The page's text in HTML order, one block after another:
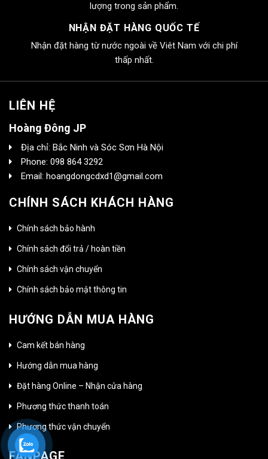
lượng trong sản phẩm.
NHẬN ĐẶT HÀNG QUỐC TẾ
Nhận đặt hàng từ nước ngoài về Viêt Nam với chi phí
thấp nhất.
LIÊN HỆ
Hoàng Đông JP
Địa chỉ: Bắc Ninh và Sóc Sơn Hà Nội
Phone: 098 864 3292
Email: hoangdongcdxd1@gmail.com
CHÍNH SÁCH KHÁCH HÀNG
Chính sách bảo hành
Chính sách đổi trả / hoàn tiền
Chính sách vận chuyển
Chính sách bảo mật thông tin
HƯỚNG DẪN MUA HÀNG
Cam kết bán hàng
Hướng dẫn mua hàng
Đặt hàng Online – Nhận cửa hàng
Phương thức thanh toán
Phương thức vận chuyển
FANPAGE